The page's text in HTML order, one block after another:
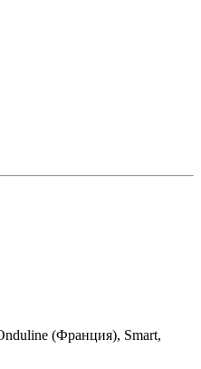
(Франция), Smart,